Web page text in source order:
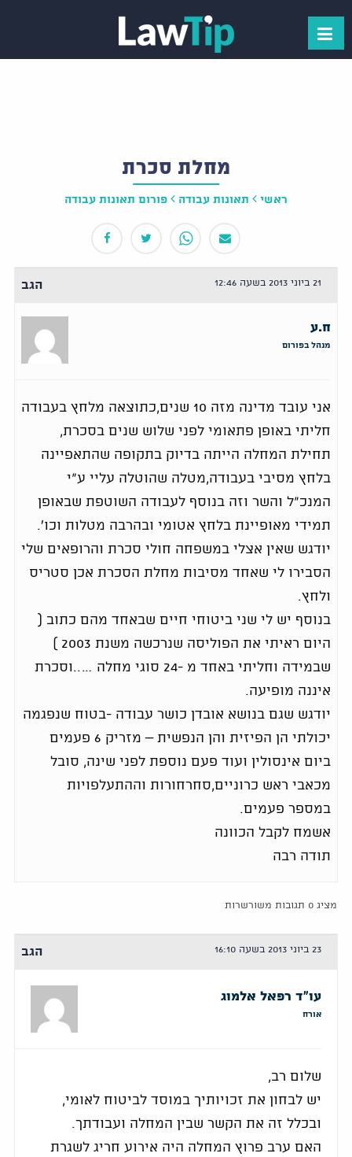
מחלת סכרת
ראשי תאונות עבודה פורום תאונות עבודה
21 ביוני 2013 בשעה 12:46 הגב
ח.ע
מנהל בפורום
אני עובד מדינה מזה 10 שנים,כתוצאה מלחץ בעבודה
חליתי באופן פתאומי לפני שלוש שנים בסכרת,
תחילת המחלה הייתה בדיוק בתקופה שהתאפיינה
בלחץ מסיבי בעבודה,מטלה שהוטלה עליי ע"י
המנכ"ל והשר וזה בנוסף לעבודה השוטפת שבאופן
תמידי מאופיינת בלחץ אטומי ובהרבה מטלות וכו'.
יודגש שאין אצלי במשפחה חולי סכרת והרופאים שלי
הסבירו לי שאחד מסיבות מחלת הסכרת אכן סטריס
ולחץ.
בנוסף יש לי שני ביטוחי חיים שבאחד מהם כתוב (
היום ראיתי את הפוליסה שנרכשה משנת 2003 )
שבמידה וחליתי באחד מ -24 סוגי מחלה …..וסכרת
איננה מופיעה.
יודגש שגם בנושא אובדן כושר עבודה -בטוח שנפגמה
יכולתי הן הפיזית והן הנפשית – מזריק 6 פעמים
ביום אינסולין ועוד פעם נוספת לפני שינה, סובל
מכאבי ראש כרוניים,סחרחורות וההתעלפויות
במספר פעמים.
אשמח לקבל הכוונה
תודה רבה
מציג 0 תגובות משורשרות
23 ביוני 2013 בשעה 16:10 הגב
עו"ד רפאל אלמוג
אורח
שלום רב,
יש לבחון את זכויותיך במוסד לביטוח לאומי,
ובכלל זה את הקשר שבין המחלה ועבודתך.
האם ערב פרוץ המחלה היה אירוע חריג לשגרת